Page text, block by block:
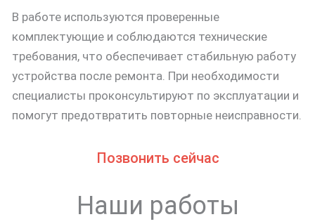
В работе используются проверенные
комплектующие и соблюдаются технические
требования, что обеспечивает стабильную работу
устройства после ремонта. При необходимости
специалисты проконсультируют по эксплуатации и
помогут предотвратить повторные неисправности.
Позвонить сейчас
Наши работы